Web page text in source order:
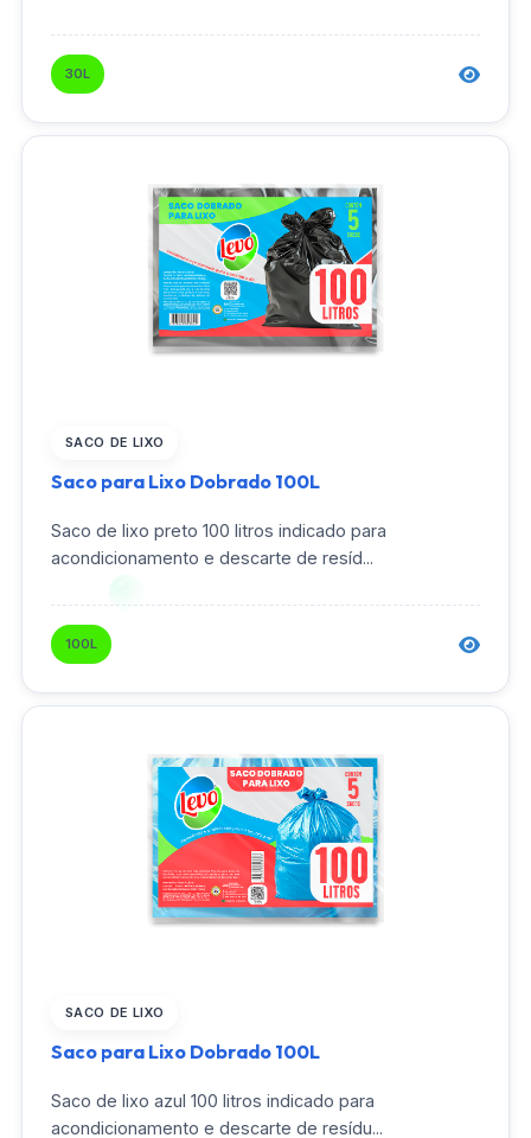
30L
SACO DE LIXO
Saco para Lixo Dobrado 100L
Saco de lixo preto 100 litros indicado para
acondicionamento e descarte de resíd...
100L
SACO DE LIXO
Saco para Lixo Dobrado 100L
Saco de lixo azul 100 litros indicado para
acondicionamento e descarte de resídu...